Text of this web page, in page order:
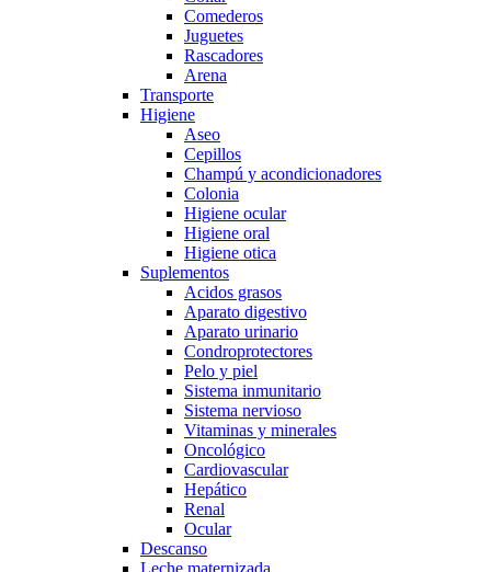
Comederos
Juguetes
Rascadores
Arena
Transporte
Higiene
Aseo
Cepillos
Champú y acondicionadores
Colonia
Higiene ocular
Higiene oral
Higiene otica
Suplementos
Acidos grasos
Aparato digestivo
Aparato urinario
Condroprotectores
Pelo y piel
Sistema inmunitario
Sistema nervioso
Vitaminas y minerales
Oncológico
Cardiovascular
Hepático
Renal
Ocular
Descanso
Leche maternizada